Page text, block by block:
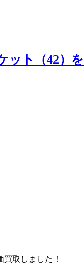
ト（42）
取しました！